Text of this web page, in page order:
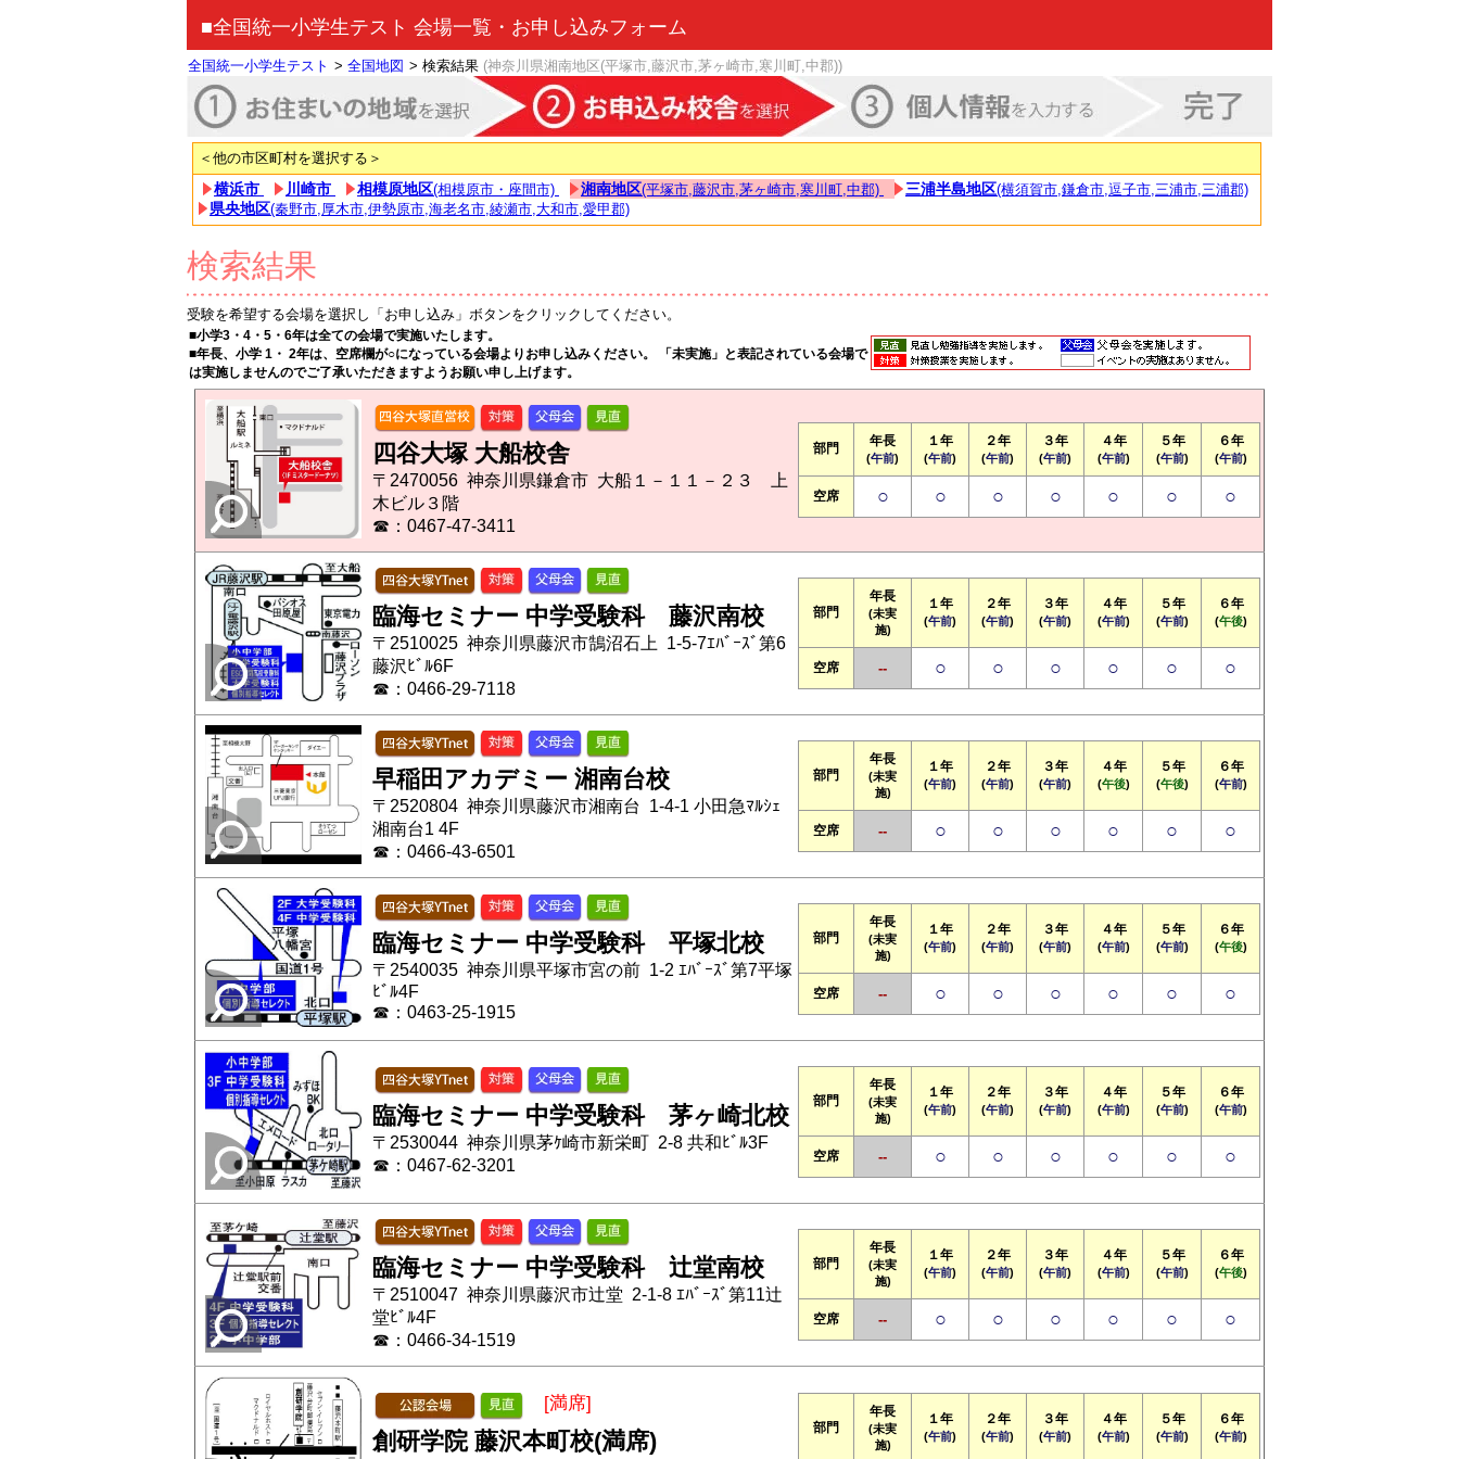
■全国統一小学生テスト 会場一覧・お申し込みフォーム
全国統一小学生テスト > 全国地図 > 検索結果 (神奈川県湘南地区(平塚市,藤沢市,茅ヶ崎市,寒川町,中郡))
＜他の市区町村を選択する＞
横浜市 川崎市 相模原地区(相模原市・座間市) 湘南地区(平塚市,藤沢市,茅ヶ崎市,寒川町,中郡) 三浦半島地区(横須賀市,鎌倉市,逗子市,三浦市,三浦郡)
県央地区(秦野市,厚木市,伊勢原市,海老名市,綾瀬市,大和市,愛甲郡)
検索結果
受験を希望する会場を選択し「お申し込み」ボタンをクリックしてください。
■小学3・4・5・6年は全ての会場で実施いたします。
■年長、小学 1・ 2年は、空席欄が○になっている会場よりお申し込みください。 「未実施」と表記されている会場で
は実施しませんのでご了承いただきますようお願い申し上げます。
四谷大塚 大船校舎
〒2470056 神奈川県鎌倉市 大船１－１１－２３ 上
木ビル３階
☎：0467-47-3411
部門 年長
(午前)
１年
(午前)
２年
(午前)
３年
(午前)
４年
(午前)
５年
(午前)
６年
(午前)
空席 ○ ○ ○ ○ ○ ○ ○
臨海セミナー 中学受験科 藤沢南校
〒2510025 神奈川県藤沢市鵠沼石上 1-5-7ｴﾊﾞｰｽﾞ第6
藤沢ﾋﾞﾙ6F
☎：0466-29-7118
部門
年長
(未実
施)
１年
(午前)
２年
(午前)
３年
(午前)
４年
(午前)
５年
(午前)
６年
(午後)
空席 -- ○ ○ ○ ○ ○ ○
早稲田アカデミー 湘南台校
〒2520804 神奈川県藤沢市湘南台 1-4-1 小田急ﾏﾙｼｪ
湘南台1 4F
☎：0466-43-6501
部門
年長
(未実
施)
１年
(午前)
２年
(午前)
３年
(午前)
４年
(午後)
５年
(午後)
６年
(午前)
空席 -- ○ ○ ○ ○ ○ ○
臨海セミナー 中学受験科 平塚北校
〒2540035 神奈川県平塚市宮の前 1-2 ｴﾊﾞｰｽﾞ第7平塚
ﾋﾞﾙ4F
☎：0463-25-1915
部門
年長
(未実
施)
１年
(午前)
２年
(午前)
３年
(午前)
４年
(午前)
５年
(午前)
６年
(午後)
空席 -- ○ ○ ○ ○ ○ ○
臨海セミナー 中学受験科 茅ヶ崎北校
〒2530044 神奈川県茅ｹ崎市新栄町 2-8 共和ﾋﾞﾙ3F
☎：0467-62-3201
部門
年長
(未実
施)
１年
(午前)
２年
(午前)
３年
(午前)
４年
(午前)
５年
(午前)
６年
(午前)
空席 -- ○ ○ ○ ○ ○ ○
臨海セミナー 中学受験科 辻堂南校
〒2510047 神奈川県藤沢市辻堂 2-1-8 ｴﾊﾞｰｽﾞ第11辻
堂ﾋﾞﾙ4F
☎：0466-34-1519
部門
年長
(未実
施)
１年
(午前)
２年
(午前)
３年
(午前)
４年
(午前)
５年
(午前)
６年
(午後)
空席 -- ○ ○ ○ ○ ○ ○
[満席]
創研学院 藤沢本町校(満席) 部門
年長
(未実
施)
１年
(午前)
２年
(午前)
３年
(午前)
４年
(午前)
５年
(午前)
６年
(午前)